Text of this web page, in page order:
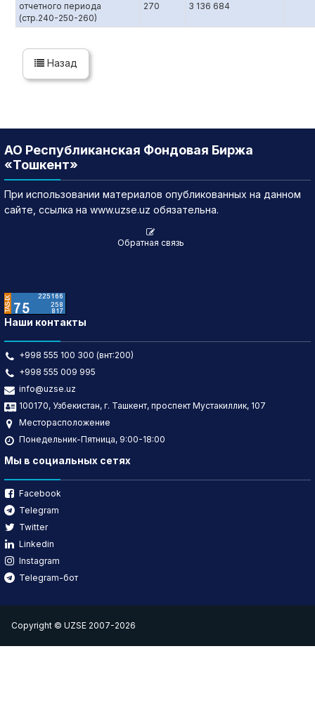
отчетного периода
(стр.240-250-260)
270 3 136 684
Назад
АО Республиканская Фондовая Биржа
«Тошкент»
При использовании материалов опубликованных на данном
сайте, ссылка на www.uzse.uz обязательна.
Обратная связь
Наши контакты
+998 555 100 300 (внт:200)
+998 555 009 995
info@uzse.uz
100170, Узбекистан, г. Ташкент, проспект Мустакиллик, 107
Месторасположение
Понедельник-Пятница, 9:00-18:00
Мы в социальных сетях
Facebook
Telegram
Twitter
Linkedin
Instagram
Telegram-бот
Copyright © UZSE 2007-2026